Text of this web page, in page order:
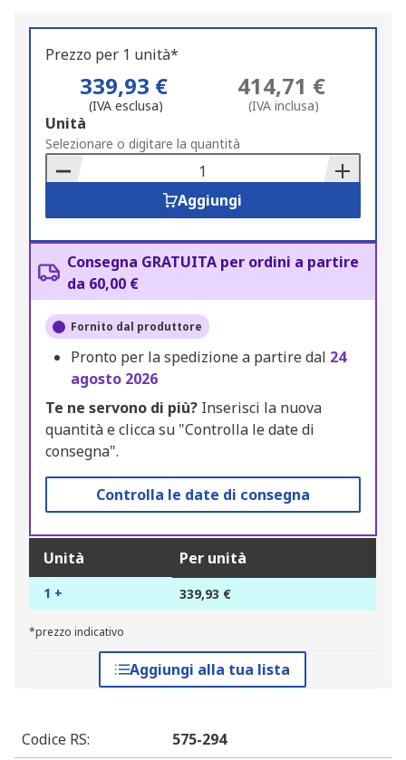
Prezzo per 1 unità*
339,93 €
(IVA esclusa)
414,71 €
(IVA inclusa)
Add
to
Basket
Unità
Selezionare o digitare la quantità
Aggiungi
Consegna GRATUITA per ordini a partire
da 60,00 €
Fornito dal produttore
Pronto per la spedizione a partire dal 24
agosto 2026
Te ne servono di più? Inserisci la nuova
quantità e clicca su "Controlla le date di
consegna".
Controlla le date di consegna
Unità Per unità
1 + 339,93 €
*prezzo indicativo
Aggiungi alla tua lista
Codice RS:
575-294